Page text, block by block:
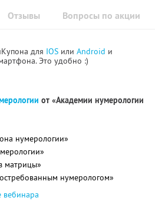
Отзывы Вопросы по акции
для IOS или Android и
Это удобно :)
от «Академии нумерологии
нумерологии»
матрицы»
нумерологом»
вебинара